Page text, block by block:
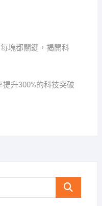
塊都關鍵，揭開科
升300%的科技突破
Search